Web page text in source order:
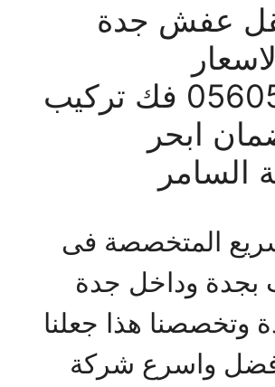
عفش جدة
0560533140 فك تركيب
ابحر
السامر
المتخصصة فى
بجدة وداخل جدة
وتخصصنا هذا جعلنا
واسرع شركة